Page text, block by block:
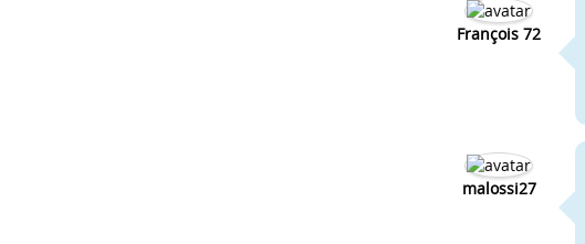
François 72
malossi27